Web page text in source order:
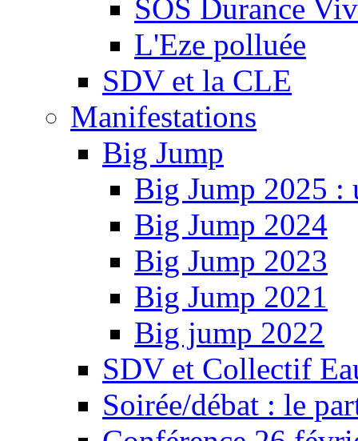
SOS Durance
L'Eze polluée
SDV et la CLE
Manifestations
Big Jump
Big Jump 2025 :
Big Jump 2024
Big Jump 2023
Big Jump 2021
Big jump 2022
SDV et Collectif
Soirée/débat : le